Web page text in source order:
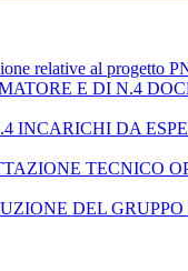
relative al progetto
E DI N.4
INCARICHI DA
TECNICO
DEL